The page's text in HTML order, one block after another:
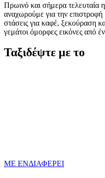
Πρωινό και σήμερα τελευταία
αναχωρούμε για την
στάσεις για καφέ, ξεκούραση
γεμάτοι όμορφες εικόνες από
Ταξιδέψτε με το
ΜΕ ΕΝΔΙΑΦΕΡΕΙ